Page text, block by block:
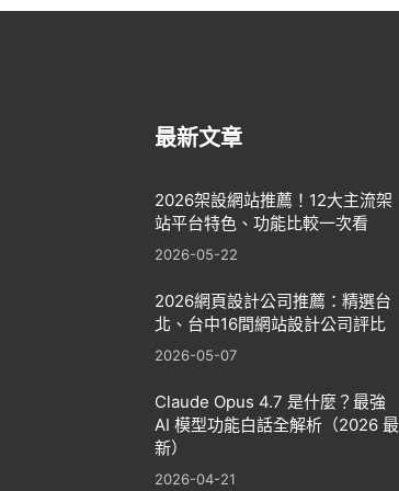
最新文章
2026架設網站推薦！12大主流架
站平台特色、功能比較一次看
2026-05-22
2026網頁設計公司推薦：精選台
北、台中16間網站設計公司評比
2026-05-07
Claude Opus 4.7 是什麼？最強
AI 模型功能白話全解析（2026 最
新）
2026-04-21